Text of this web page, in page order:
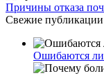
Причины отказа
Свежие публикации
Ошибаются ли